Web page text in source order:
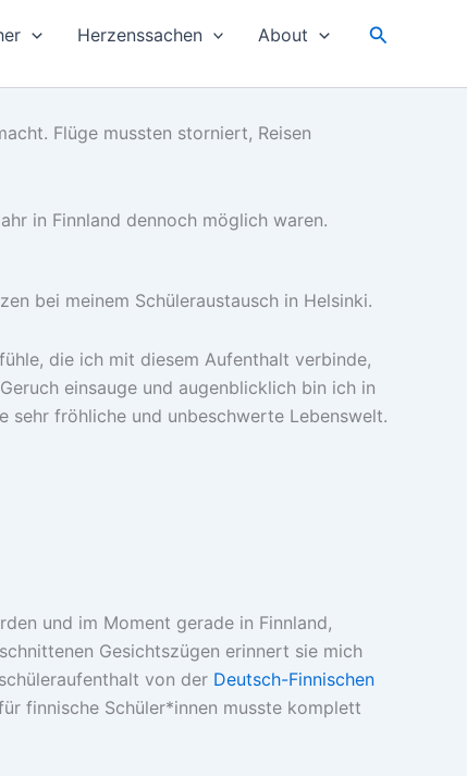
Herzenssachen About Suchen
Flüge mussten storniert, Reisen
in Finnland dennoch möglich waren.
bei meinem Schüleraustausch in Helsinki.
die ich mit diesem Aufenthalt verbinde,
einsauge und augenblicklich bin ich in
sehr fröhliche und unbeschwerte Lebenswelt.
und im Moment gerade in Finnland,
Gesichtszügen erinnert sie mich
von der Deutsch-Finnischen
finnische Schüler*innen musste komplett